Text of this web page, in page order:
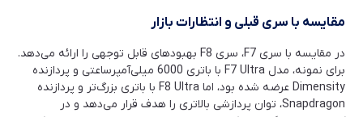
مقایسه با سری قبلی و انتظارات بازار
در مقایسه با سری F7، سری F8 بهبودهای قابل توجهی را ارائه می‌دهد.
برای نمونه، مدل F7 Ultra با باتری 6000 میلی‌آمپرساعتی و پردازنده
Dimensity عرضه شده بود، اما F8 Ultra با باتری بزرگ‌تر و پردازنده
Snapdragon، توان پردازشی بالاتری را هدف قرار می‌دهد و در